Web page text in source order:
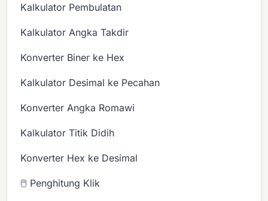
Kalkulator Pembulatan
Kalkulator Angka Takdir
Konverter Biner ke Hex
Kalkulator Desimal ke Pecahan
Konverter Angka Romawi
Kalkulator Titik Didih
Konverter Hex ke Desimal
🖱️ Penghitung Klik